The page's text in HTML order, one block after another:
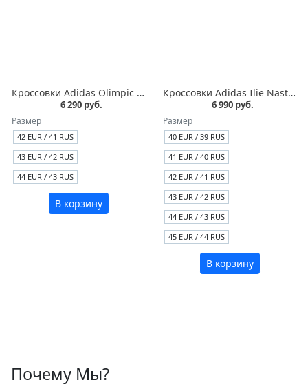
Кроссовки Adidas Olimpic Kourosh белые кожа
6 290 руб.
Размер
42 EUR / 41 RUS
43 EUR / 42 RUS
44 EUR / 43 RUS
В корзину
Кроссовки Adidas Ilie Nastase белые с синим
6 990 руб.
Размер
40 EUR / 39 RUS
41 EUR / 40 RUS
42 EUR / 41 RUS
43 EUR / 42 RUS
44 EUR / 43 RUS
45 EUR / 44 RUS
В корзину
Почему Мы?